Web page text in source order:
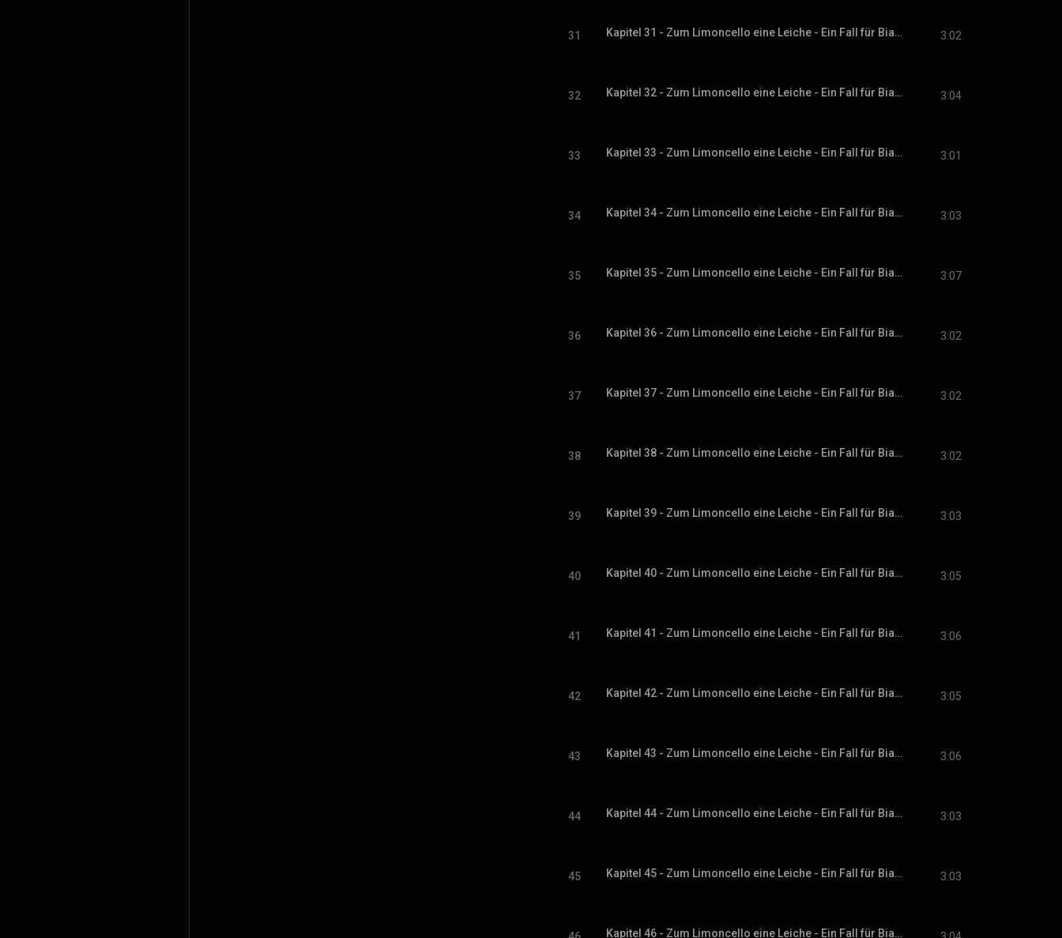
31 Kapitel 31 - Zum Limoncello eine Leiche - Ein Fall für Bianca Rossi, Band 1 3:02
32 Kapitel 32 - Zum Limoncello eine Leiche - Ein Fall für Bianca Rossi, Band 1 3:04
33 Kapitel 33 - Zum Limoncello eine Leiche - Ein Fall für Bianca Rossi, Band 1 3:01
34 Kapitel 34 - Zum Limoncello eine Leiche - Ein Fall für Bianca Rossi, Band 1 3:03
35 Kapitel 35 - Zum Limoncello eine Leiche - Ein Fall für Bianca Rossi, Band 1 3:07
36 Kapitel 36 - Zum Limoncello eine Leiche - Ein Fall für Bianca Rossi, Band 1 3:02
37 Kapitel 37 - Zum Limoncello eine Leiche - Ein Fall für Bianca Rossi, Band 1 3:02
38 Kapitel 38 - Zum Limoncello eine Leiche - Ein Fall für Bianca Rossi, Band 1 3:02
39 Kapitel 39 - Zum Limoncello eine Leiche - Ein Fall für Bianca Rossi, Band 1 3:03
40 Kapitel 40 - Zum Limoncello eine Leiche - Ein Fall für Bianca Rossi, Band 1 3:05
41 Kapitel 41 - Zum Limoncello eine Leiche - Ein Fall für Bianca Rossi, Band 1 3:06
42 Kapitel 42 - Zum Limoncello eine Leiche - Ein Fall für Bianca Rossi, Band 1 3:05
43 Kapitel 43 - Zum Limoncello eine Leiche - Ein Fall für Bianca Rossi, Band 1 3:06
44 Kapitel 44 - Zum Limoncello eine Leiche - Ein Fall für Bianca Rossi, Band 1 3:03
45 Kapitel 45 - Zum Limoncello eine Leiche - Ein Fall für Bianca Rossi, Band 1 3:03
Kapitel 46 - Zum Limoncello eine Leiche - Ein Fall für Bianca Rossi, Band 1